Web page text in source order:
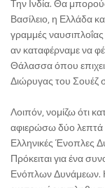
Βασίλειο, η Ελλάδα
γραμμές ναυσιπλοΐας
αν καταφέρναμε να
Θάλασσα όπου
Διώρυγας του Σουέζ
Λοιπόν, νομίζω ότι
αφιερώσω δύο λεπτά
Ελληνικές Ένοπλες
Πρόκειται για ένα
Ενόπλων Δυνάμεων. Η